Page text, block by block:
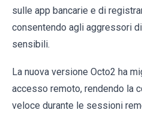
sulle app bancarie e di
consentendo agli aggressori
sensibili.
La nuova versione Octo2 ha
accesso remoto, rendendo la
veloce durante le sessioni